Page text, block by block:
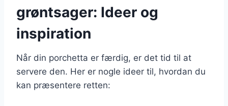
grøntsager: Ideer og
inspiration
Når din porchetta er færdig, er det tid til at
servere den. Her er nogle ideer til, hvordan du
kan præsentere retten: